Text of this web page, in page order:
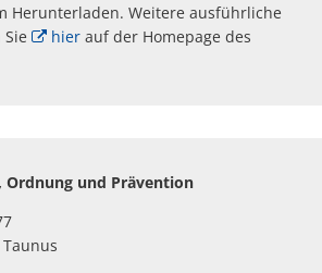
Herunterladen. Weitere ausführliche
hierauf der Homepage des
Ordnung und Prävention